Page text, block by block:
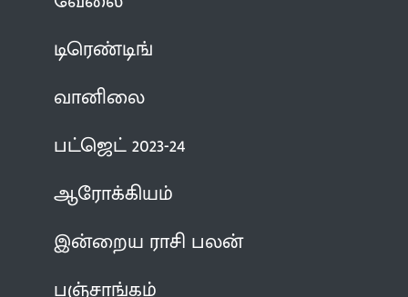
டிரெண்டிங்
வானிலை
பட்ஜெட் 2023-24
ஆரோக்கியம்
இன்றைய ராசி பலன்
பஞ்சாங்கம்